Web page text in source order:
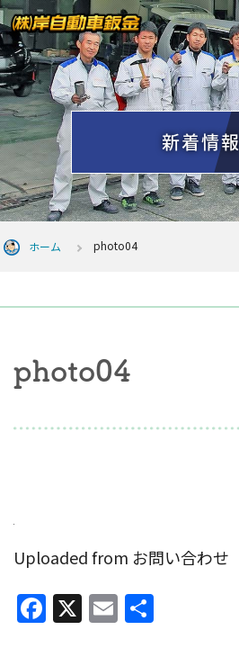
新着情報
ホーム photo04
photo04
Uploaded from お問い合わせ
Facebook
X Email